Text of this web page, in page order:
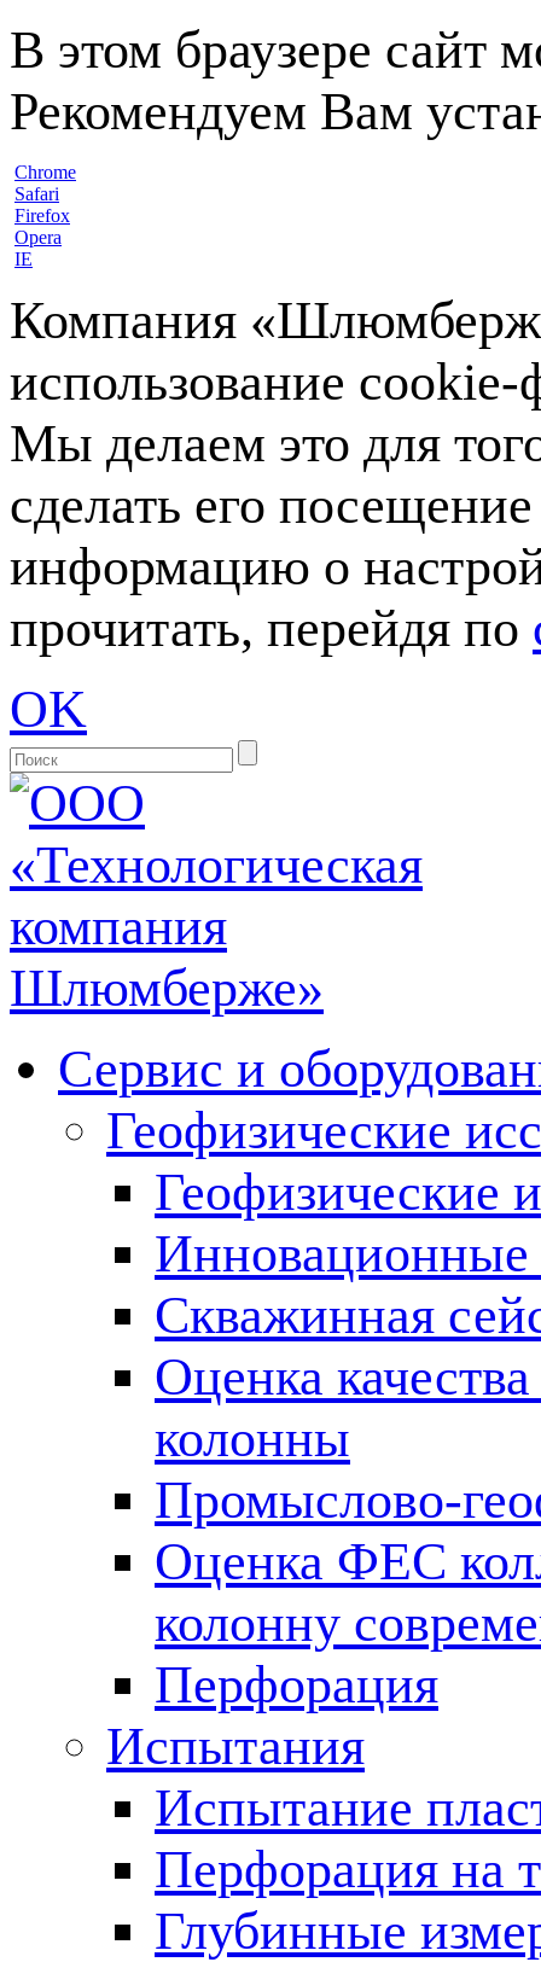
В этом браузере сайт
Рекомендуем Вам
Chrome
Safari
Firefox
Opera
IE
Компания
использование
Мы делаем это для
сделать его
информацию о
прочитать, перейдя по
OK
Сервис и
Геофизические
Геофизические
Инновационные
Скважинная
Оценка
колонны
Промыслово-
Оценка ФЕС
колонну
Перфорация
Испытания
Испытание
Перфорация на
Глубинные